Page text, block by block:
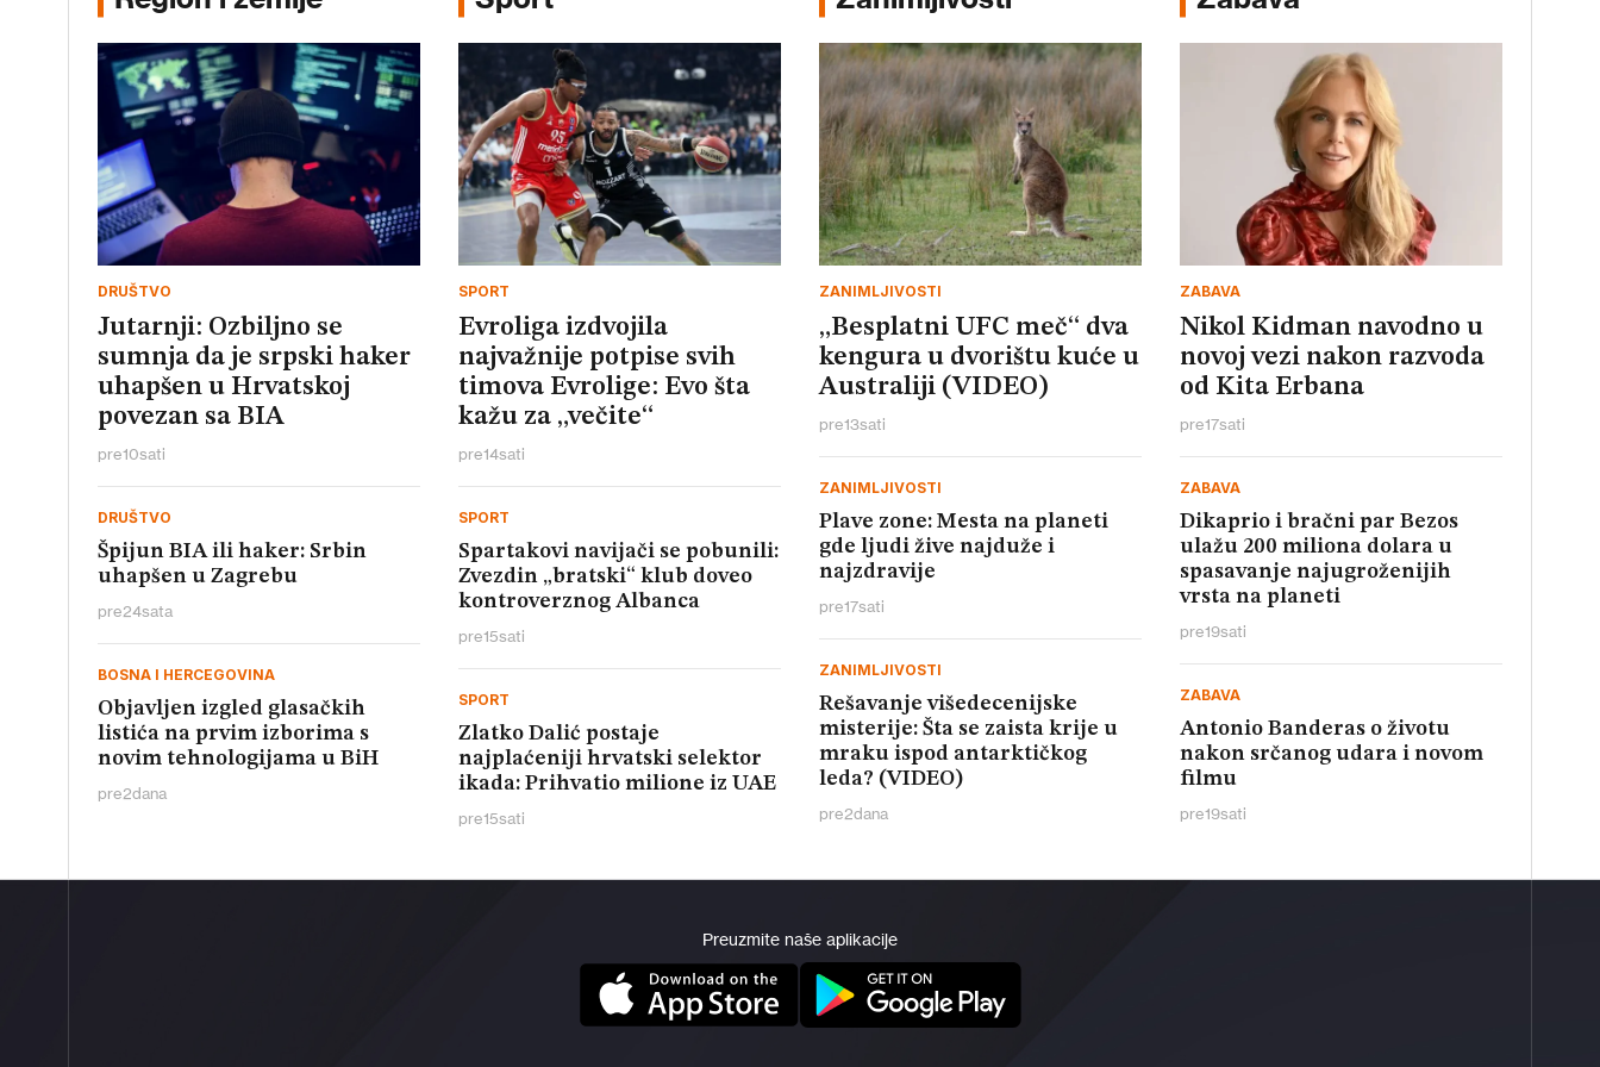
DRUŠTVO
Jutarnji: Ozbiljno se
sumnja da je srpski haker
uhapšen u Hrvatskoj
povezan sa BIA
pre10sati
DRUŠTVO
Špijun BIA ili haker: Srbin
uhapšen u Zagrebu
pre24sata
BOSNA I HERCEGOVINA
Objavljen izgled glasačkih
listića na prvim izborima s
novim tehnologijama u BiH
pre2dana
SPORT
Evroliga izdvojila
najvažnije potpise svih
timova Evrolige: Evo šta
kažu za „večite“
pre14sati
SPORT
Spartakovi navijači se pobunili:
Zvezdin „bratski“ klub doveo
kontroverznog Albanca
pre15sati
SPORT
Zlatko Dalić postaje
najplaćeniji hrvatski selektor
ikada: Prihvatio milione iz UAE
pre15sati
ZANIMLJIVOSTI
„Besplatni UFC meč“ dva
kengura u dvorištu kuće u
Australiji (VIDEO)
pre13sati
ZANIMLJIVOSTI
Plave zone: Mesta na planeti
gde ljudi žive najduže i
najzdravije
pre17sati
ZANIMLJIVOSTI
Rešavanje višedecenijske
misterije: Šta se zaista krije u
mraku ispod antarktičkog
leda? (VIDEO)
pre2dana
ZABAVA
Nikol Kidman navodno u
novoj vezi nakon razvoda
od Kita Erbana
pre17sati
ZABAVA
Dikaprio i bračni par Bezos
ulažu 200 miliona dolara u
spasavanje najugroženijih
vrsta na planeti
pre19sati
ZABAVA
Antonio Banderas o životu
nakon srčanog udara i novom
filmu
pre19sati
Preuzmite naše aplikacije